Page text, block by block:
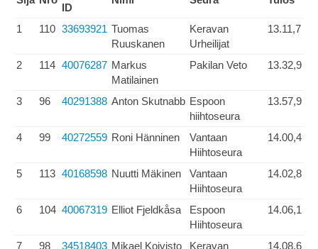
ID
1 110 33693921 Tuomas
Ruuskanen
Keravan
Urheilijat
13.11,7
2 114 40076287 Markus
Matilainen
Pakilan Veto 13.32,9
3 96 40291388 Anton Skutnabb Espoon
hiihtoseura
13.57,9
4 99 40272559 Roni Hänninen
Vantaan
Hiihtoseura
14.00,4
5 113 40168598 Nuutti Mäkinen
Vantaan
Hiihtoseura
14.02,8
6 104 40067319 Elliot Fjeldkåsa
Espoon
Hiihtoseura
14.06,1
7 98 34518403 Mikael Koivisto
Keravan
14.08,6